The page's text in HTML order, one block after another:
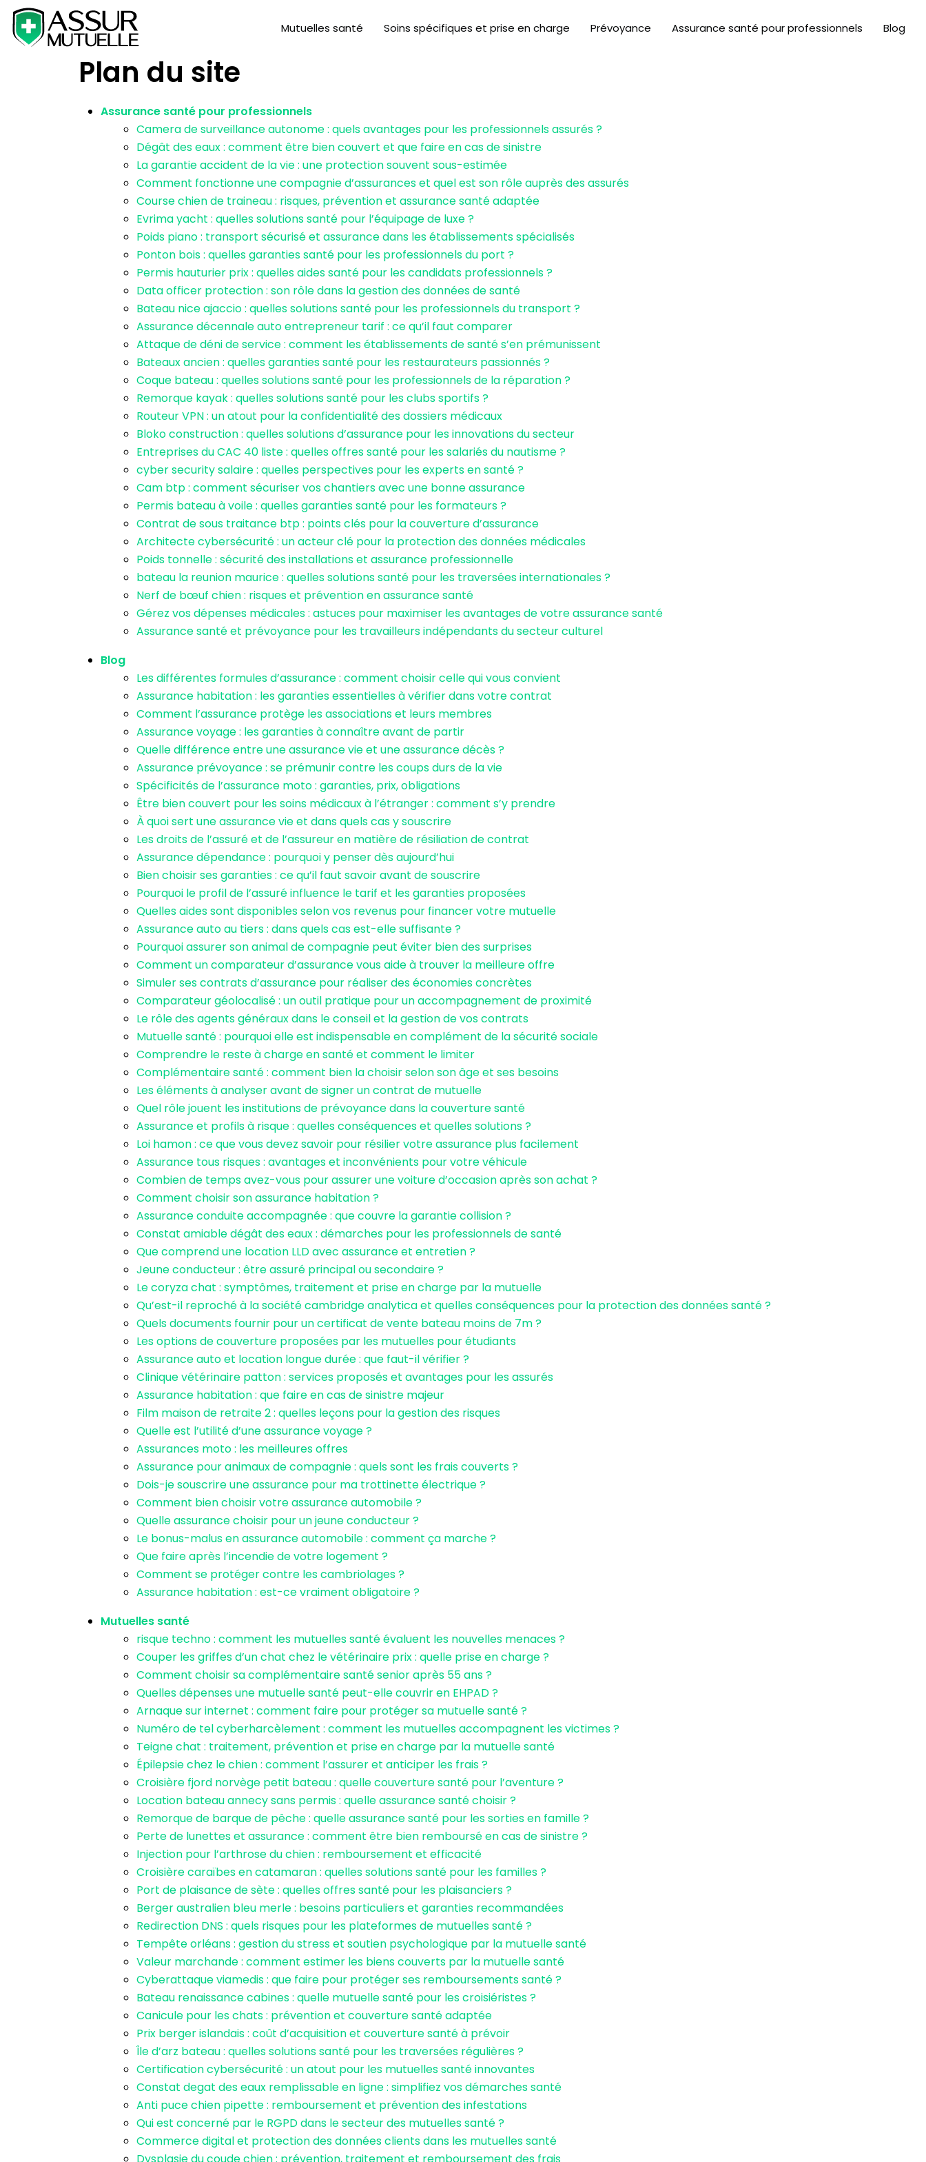
Mutuelles santé Soins spécifiques et prise en charge Prévoyance Assurance santé pour professionnels Blog
Plan du site
Assurance santé pour professionnels
Camera de surveillance autonome : quels avantages pour les professionnels assurés ?
Dégât des eaux : comment être bien couvert et que faire en cas de sinistre
La garantie accident de la vie : une protection souvent sous-estimée
Comment fonctionne une compagnie d’assurances et quel est son rôle auprès des assurés
Course chien de traineau : risques, prévention et assurance santé adaptée
Evrima yacht : quelles solutions santé pour l’équipage de luxe ?
Poids piano : transport sécurisé et assurance dans les établissements spécialisés
Ponton bois : quelles garanties santé pour les professionnels du port ?
Permis hauturier prix : quelles aides santé pour les candidats professionnels ?
Data officer protection : son rôle dans la gestion des données de santé
Bateau nice ajaccio : quelles solutions santé pour les professionnels du transport ?
Assurance décennale auto entrepreneur tarif : ce qu’il faut comparer
Attaque de déni de service : comment les établissements de santé s’en prémunissent
Bateaux ancien : quelles garanties santé pour les restaurateurs passionnés ?
Coque bateau : quelles solutions santé pour les professionnels de la réparation ?
Remorque kayak : quelles solutions santé pour les clubs sportifs ?
Routeur VPN : un atout pour la confidentialité des dossiers médicaux
Bloko construction : quelles solutions d’assurance pour les innovations du secteur
Entreprises du CAC 40 liste : quelles offres santé pour les salariés du nautisme ?
cyber security salaire : quelles perspectives pour les experts en santé ?
Cam btp : comment sécuriser vos chantiers avec une bonne assurance
Permis bateau à voile : quelles garanties santé pour les formateurs ?
Contrat de sous traitance btp : points clés pour la couverture d’assurance
Architecte cybersécurité : un acteur clé pour la protection des données médicales
Poids tonnelle : sécurité des installations et assurance professionnelle
bateau la reunion maurice : quelles solutions santé pour les traversées internationales ?
Nerf de bœuf chien : risques et prévention en assurance santé
Gérez vos dépenses médicales : astuces pour maximiser les avantages de votre assurance santé
Assurance santé et prévoyance pour les travailleurs indépendants du secteur culturel
Blog
Les différentes formules d’assurance : comment choisir celle qui vous convient
Assurance habitation : les garanties essentielles à vérifier dans votre contrat
Comment l’assurance protège les associations et leurs membres
Assurance voyage : les garanties à connaître avant de partir
Quelle différence entre une assurance vie et une assurance décès ?
Assurance prévoyance : se prémunir contre les coups durs de la vie
Spécificités de l’assurance moto : garanties, prix, obligations
Être bien couvert pour les soins médicaux à l’étranger : comment s’y prendre
À quoi sert une assurance vie et dans quels cas y souscrire
Les droits de l’assuré et de l’assureur en matière de résiliation de contrat
Assurance dépendance : pourquoi y penser dès aujourd’hui
Bien choisir ses garanties : ce qu’il faut savoir avant de souscrire
Pourquoi le profil de l’assuré influence le tarif et les garanties proposées
Quelles aides sont disponibles selon vos revenus pour financer votre mutuelle
Assurance auto au tiers : dans quels cas est-elle suffisante ?
Pourquoi assurer son animal de compagnie peut éviter bien des surprises
Comment un comparateur d’assurance vous aide à trouver la meilleure offre
Simuler ses contrats d’assurance pour réaliser des économies concrètes
Comparateur géolocalisé : un outil pratique pour un accompagnement de proximité
Le rôle des agents généraux dans le conseil et la gestion de vos contrats
Mutuelle santé : pourquoi elle est indispensable en complément de la sécurité sociale
Comprendre le reste à charge en santé et comment le limiter
Complémentaire santé : comment bien la choisir selon son âge et ses besoins
Les éléments à analyser avant de signer un contrat de mutuelle
Quel rôle jouent les institutions de prévoyance dans la couverture santé
Assurance et profils à risque : quelles conséquences et quelles solutions ?
Loi hamon : ce que vous devez savoir pour résilier votre assurance plus facilement
Assurance tous risques : avantages et inconvénients pour votre véhicule
Combien de temps avez-vous pour assurer une voiture d’occasion après son achat ?
Comment choisir son assurance habitation ?
Assurance conduite accompagnée : que couvre la garantie collision ?
Constat amiable dégât des eaux : démarches pour les professionnels de santé
Que comprend une location LLD avec assurance et entretien ?
Jeune conducteur : être assuré principal ou secondaire ?
Le coryza chat : symptômes, traitement et prise en charge par la mutuelle
Qu’est-il reproché à la société cambridge analytica et quelles conséquences pour la protection des données santé ?
Quels documents fournir pour un certificat de vente bateau moins de 7m ?
Les options de couverture proposées par les mutuelles pour étudiants
Assurance auto et location longue durée : que faut-il vérifier ?
Clinique vétérinaire patton : services proposés et avantages pour les assurés
Assurance habitation : que faire en cas de sinistre majeur
Film maison de retraite 2 : quelles leçons pour la gestion des risques
Quelle est l’utilité d’une assurance voyage ?
Assurances moto : les meilleures offres
Assurance pour animaux de compagnie : quels sont les frais couverts ?
Dois-je souscrire une assurance pour ma trottinette électrique ?
Comment bien choisir votre assurance automobile ?
Quelle assurance choisir pour un jeune conducteur ?
Le bonus-malus en assurance automobile : comment ça marche ?
Que faire après l’incendie de votre logement ?
Comment se protéger contre les cambriolages ?
Assurance habitation : est-ce vraiment obligatoire ?
Mutuelles santé
risque techno : comment les mutuelles santé évaluent les nouvelles menaces ?
Couper les griffes d’un chat chez le vétérinaire prix : quelle prise en charge ?
Comment choisir sa complémentaire santé senior après 55 ans ?
Quelles dépenses une mutuelle santé peut-elle couvrir en EHPAD ?
Arnaque sur internet : comment faire pour protéger sa mutuelle santé ?
Numéro de tel cyberharcèlement : comment les mutuelles accompagnent les victimes ?
Teigne chat : traitement, prévention et prise en charge par la mutuelle santé
Épilepsie chez le chien : comment l’assurer et anticiper les frais ?
Croisière fjord norvège petit bateau : quelle couverture santé pour l’aventure ?
Location bateau annecy sans permis : quelle assurance santé choisir ?
Remorque de barque de pêche : quelle assurance santé pour les sorties en famille ?
Perte de lunettes et assurance : comment être bien remboursé en cas de sinistre ?
Injection pour l’arthrose du chien : remboursement et efficacité
Croisière caraïbes en catamaran : quelles solutions santé pour les familles ?
Port de plaisance de sète : quelles offres santé pour les plaisanciers ?
Berger australien bleu merle : besoins particuliers et garanties recommandées
Redirection DNS : quels risques pour les plateformes de mutuelles santé ?
Tempête orléans : gestion du stress et soutien psychologique par la mutuelle santé
Valeur marchande : comment estimer les biens couverts par la mutuelle santé
Cyberattaque viamedis : que faire pour protéger ses remboursements santé ?
Bateau renaissance cabines : quelle mutuelle santé pour les croisiéristes ?
Canicule pour les chats : prévention et couverture santé adaptée
Prix berger islandais : coût d’acquisition et couverture santé à prévoir
Île d’arz bateau : quelles solutions santé pour les traversées régulières ?
Certification cybersécurité : un atout pour les mutuelles santé innovantes
Constat degat des eaux remplissable en ligne : simplifiez vos démarches santé
Anti puce chien pipette : remboursement et prévention des infestations
Qui est concerné par le RGPD dans le secteur des mutuelles santé ?
Commerce digital et protection des données clients dans les mutuelles santé